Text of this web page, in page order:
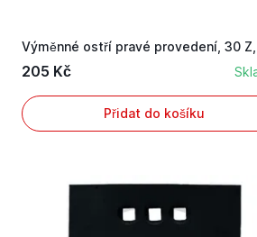
205 Kč
Přidat do košíku